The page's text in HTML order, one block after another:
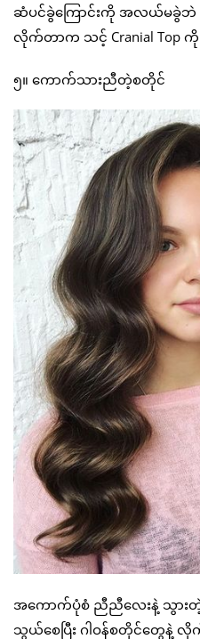
ဆံပင်ခွဲကြောင်းကို အလယ်မခွဲ
လိုက်တာက သင့် Cranial Top ကို
၅။ ကောက်သားညီတဲ့စတိုင်
အကောက်ပုံစံ ညီညီလေးနဲ့ သွား
သွယ်စေပြီး ဂါဝန်စတိုင်တွေနဲ့